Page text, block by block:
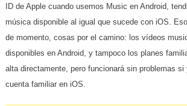
ID de Apple cuando usemos Music en Android,
música disponible al igual que sucede con iOS.
de momento, cosas por el camino: los vídeos
disponibles en Android, y tampoco los planes
alta directamente, pero funcionará sin problemas si
cuenta familiar en iOS.